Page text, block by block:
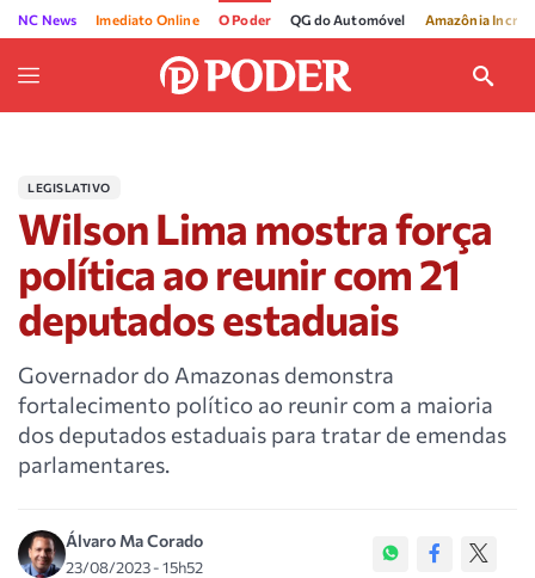
NC News Imediato Online O Poder QG do Automóvel Amazônia
LEGISLATIVO
Wilson Lima mostra força
política ao reunir com 21
deputados estaduais
Governador do Amazonas demonstra
fortalecimento político ao reunir com a maioria
dos deputados estaduais para tratar de emendas
parlamentares.
Álvaro Ma Corado
23/08/2023 - 15h52